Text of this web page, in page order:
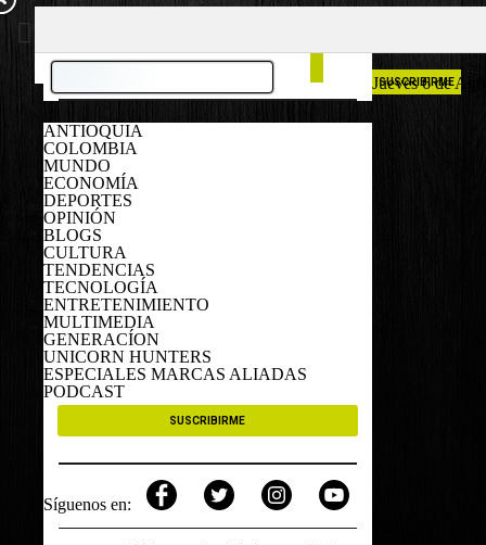
ANTIOQUIA
COLOMBIA
MUNDO
ECONOMÍA
DEPORTES
OPINIÓN
BLOGS
CULTURA
TENDENCIAS
TECNOLOGÍA
ENTRETENIMIENTO
MULTIMEDIA
GENERACÍON
UNICORN HUNTERS
ESPECIALES MARCAS ALIADAS
PODCAST
SUSCRIBIRME
Síguenos en:
Jueves 6 de
SUSCRIBIRME